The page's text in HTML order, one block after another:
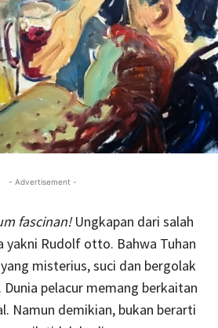
- Advertisement -
fascinan!Ungkapan dari salah
Rudolf otto. Bahwa Tuhan
misterius, suci dan bergolak
pelacur memang berkaitan
Namun demikian, bukan berarti